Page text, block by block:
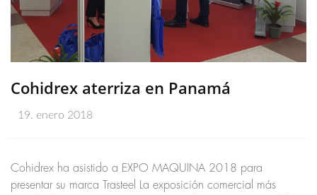
Cohidrex aterriza en Panamá
19. enero 2018
Cohidrex ha asistido a EXPO MAQUINA 2018 para
presentar su marca Trasteel La exposición comercial más